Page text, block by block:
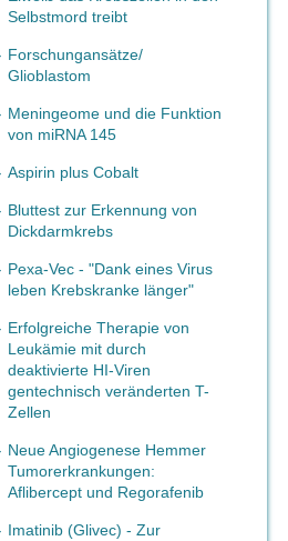
Selbstmord treibt
Forschungansätze/
Glioblastom
Meningeome und die Funktion
von miRNA 145
Aspirin plus Cobalt
Bluttest zur Erkennung von
Dickdarmkrebs
Pexa-Vec - "Dank eines Virus
leben Krebskranke länger"
Erfolgreiche Therapie von
Leukämie mit durch
deaktivierte HI-Viren
gentechnisch veränderten T-
Zellen
Neue Angiogenese Hemmer
Tumorerkrankungen:
Aflibercept und Regorafenib
Imatinib (Glivec) - Zur